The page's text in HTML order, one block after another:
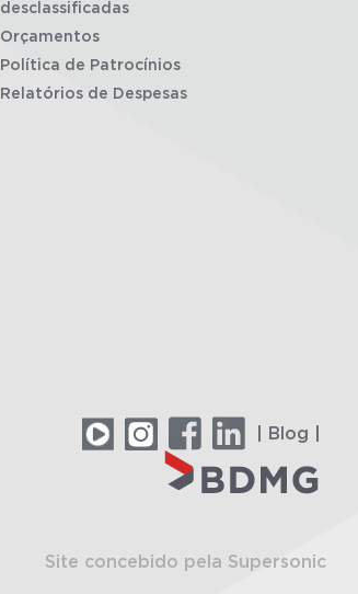
desclassificadas
Orçamentos
Política de Patrocínios
Relatórios de Despesas
| Blog |
Site concebido pela Supersonic